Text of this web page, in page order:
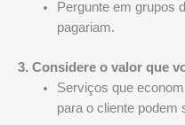
Pergunte em grupos
pagariam.
3. Considere o valor que
Serviços que
para o cliente podem